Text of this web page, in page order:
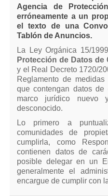
Requerimientos y
Formularios sobre
Modelos de Convocatoria
Modelos de Acta de Junta
Requerimientos y
Legislación
Legislación sobre
Legislación sobre la
Legislación sobre
Legislación de interés
Diccionario
Agencia de
erróneamente a un
el texto de una
Tablón de Anuncios.
La Ley Orgánica 15/
Protección de Datos de
y el Real Decreto 1720/
Reglamento de
que contengan datos de
marco jurídico nuevo
desconocido.
Lo primero a
comunidades de
cumplirla, como
contienen datos de
posible delegar en un
generalmente el
encargue de cumplir con